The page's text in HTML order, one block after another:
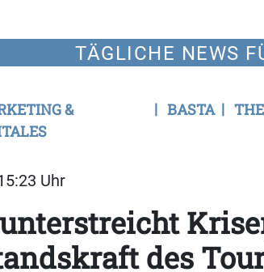
TÄGLICHE NEWS
&
BASTA
Uhr
des